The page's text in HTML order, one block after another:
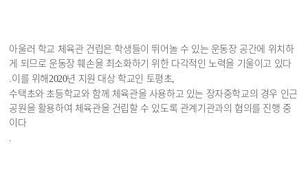
아울러 학교 체육관 건립은 학생들이 뛰어놀 수 있는 운동장 공간에 위치하
게 되므로 운동장 훼손을 최소화하기 위한 다각적인 노력을 기울이고 있다
이를 위해2020년 지원 대상 학교인 토평초
수택초와 초등학교와 함께 체육관을 사용하고 있는 장자중학교의 경우 인근
공원을 활용하여 체육관을 건립할 수 있도록 관계기관과의 협의를 진행 중
이다